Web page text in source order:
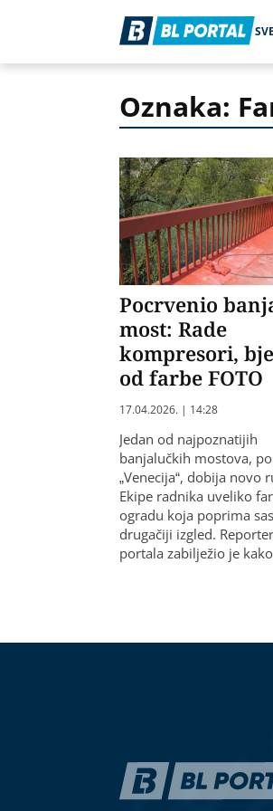
Oznaka:
Pocrvenio
most: Rade
kompresori,
od farbe FOTO
17.04.2026. | 14:28
Jedan od najpoznatijih
banjalučkih mostova,
„Venecija“, dobija novo
Ekipe radnika uveliko
ogradu koja poprima
drugačiji izgled. Reporter
portala zabilježio je